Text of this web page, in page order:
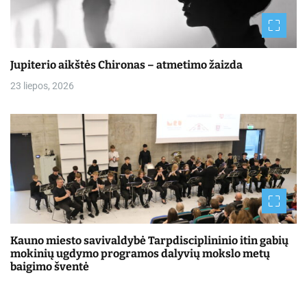
Jupiterio aikštės Chironas – atmetimo žaizda
23 liepos, 2026
Kauno miesto savivaldybė Tarpdisciplininio itin gabių
mokinių ugdymo programos dalyvių mokslo metų
baigimo šventė